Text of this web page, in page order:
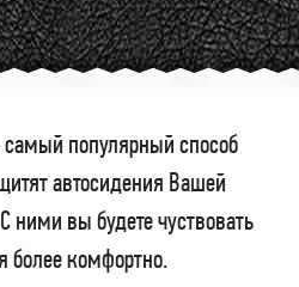
популярный способ
автосидения Вашей
вы будете чуствовать
более комфортно.